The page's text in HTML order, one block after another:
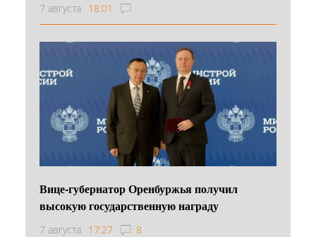
7 августа 18:01
Вице-губернатор Оренбуржья получил
высокую государственную награду
7 августа 17:27 8